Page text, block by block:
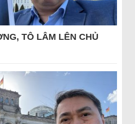
TÔ LÂM LÊN CHỦ